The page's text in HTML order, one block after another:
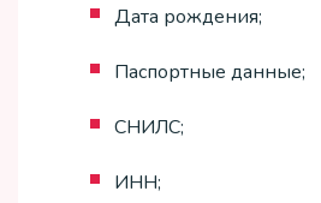
Дата рождения;
Паспортные данные;
СНИЛС;
ИНН;